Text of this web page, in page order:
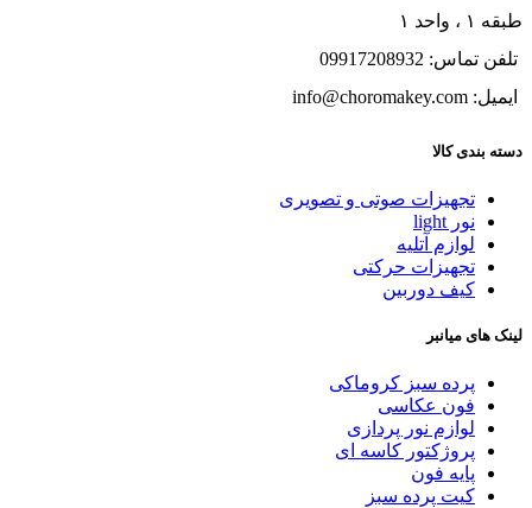
طبقه ۱ ، واحد ۱
تلفن تماس: 09917208932
ایمیل: info@choromakey.com
دسته بندی کالا
تجهیزات صوتی و تصویری
نور light
لوازم آتلیه
تجهیزات حرکتی
کیف دوربین
لینک های میانبر
پرده سبز کروماکی
فون عکاسی
لوازم نور پردازی
پروژکتور کاسه ای
پایه فون
کیت پرده سبز